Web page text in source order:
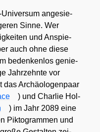
Uni­ver­sum ange­sie­
Sin­ne. Wer
und Anspie­
auch ohne die­se
beden­ken­los genie­
Jahr­zehn­te vor
das Archäo­lo­gen­paar
) und Char­lie Hol­
) im Jahr 2089 eine
Pik­to­gram­men und